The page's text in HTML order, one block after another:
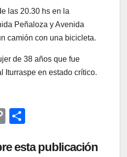
las 20.30 hs en la
Peñaloza y Avenida
camión con una bicicleta.
de 38 años que fue
Iturraspe en estado crítico.
C
p
m
esta publicación